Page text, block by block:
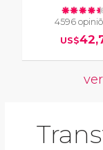
4596
US$